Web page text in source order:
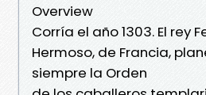
Overview
Corría el año 1303. El rey
Hermoso, de Francia,
siempre la Orden